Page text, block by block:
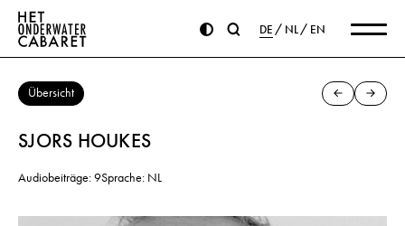
DE NL EN
Übersicht
SJORS HOUKES
Audiobeiträge: 9Sprache: NL